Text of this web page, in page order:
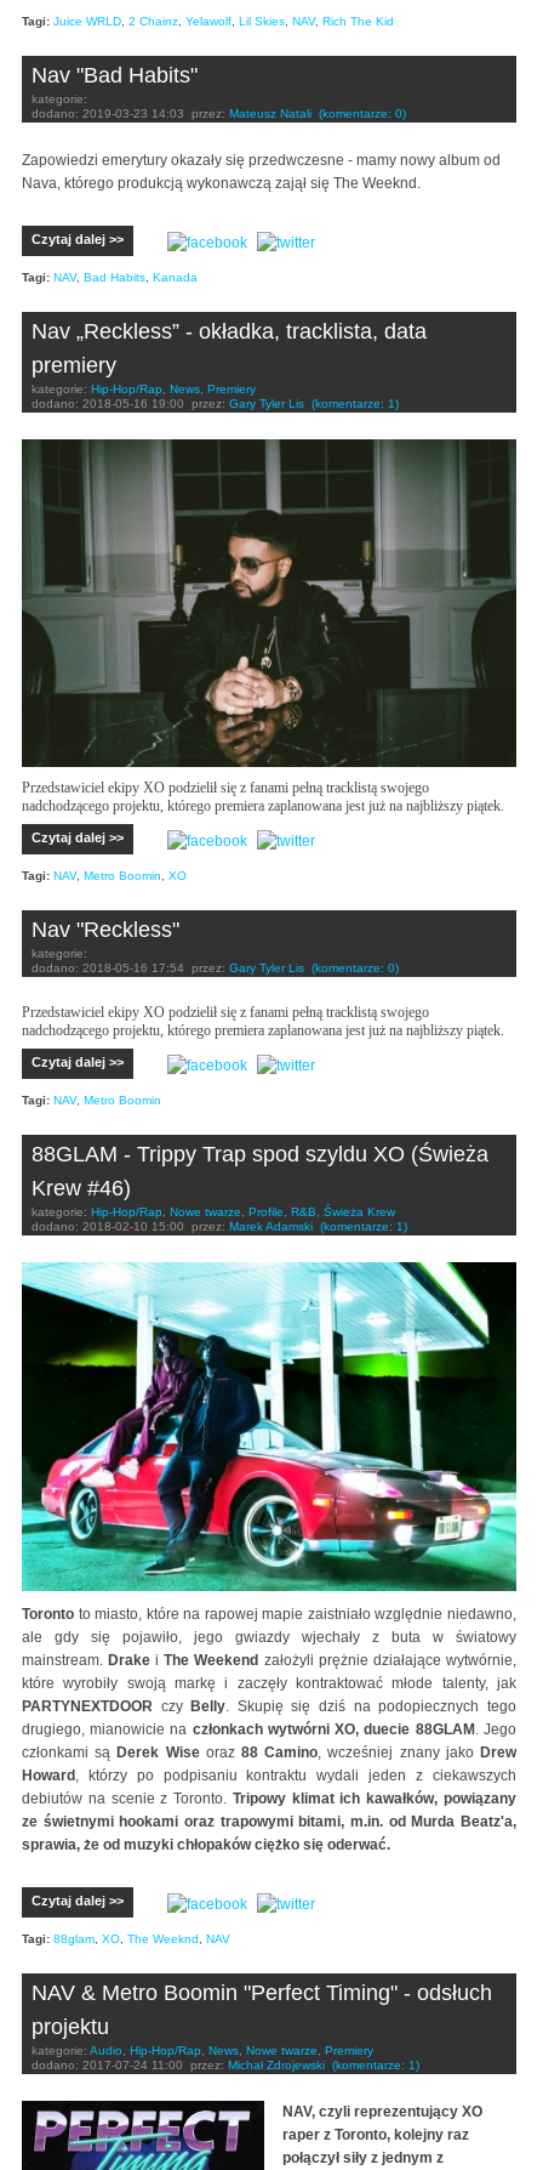
Tagi: Juice WRLD 2 Chainz Yelawolf Lil Skies NAV, Rich The Kid
Nav "Bad Habits"
kategorie:
dodano: 2019-03-23 14:03 przez: Mateusz Natali (komentarze: 0)
Zapowiedzi emerytury okazały się przedwczesne - mamy nowy album od
Nava, którego produkcją wykonawczą zajął się The Weeknd.
Czytaj dalej >>
Tagi: NAV, Bad Habits Kanada
Nav „Reckless” - okładka, tracklista, data
premiery
kategorie: Hip-Hop/Rap News Premiery
dodano: 2018-05-16 19:00 przez: Gary Tyler Lis (komentarze: 1)
Przedstawiciel ekipy XO podzielił się z fanami pełną tracklistą swojego
nadchodzącego projektu, którego premiera zaplanowana jest już na najbliższy piątek.
Czytaj dalej >>
Tagi: NAV, Metro Boomin, XO
Nav "Reckless"
kategorie:
dodano: 2018-05-16 17:54 przez: Gary Tyler Lis (komentarze: 0)
Przedstawiciel ekipy XO podzielił się z fanami pełną tracklistą swojego
nadchodzącego projektu, którego premiera zaplanowana jest już na najbliższy piątek.
Czytaj dalej >>
Tagi: NAV, Metro Boomin
88GLAM - Trippy Trap spod szyldu XO (Świeża
Krew #46)
kategorie: Hip-Hop/Rap, Nowe twarze, Profile, R&B, Świeża Krew
dodano: 2018-02-10 15:00 przez: Marek Adamski (komentarze: 1)
Toronto to miasto, które na rapowej mapie zaistniało względnie niedawno,
ale gdy się pojawiło, jego gwiazdy wjechały z buta w światowy
mainstream. Drake iThe Weekend założyli prężnie działające wytwórnie,
które wyrobiły swoją markę i zaczęły kontraktować młode talenty, jak
PARTYNEXTDOOR czyBelly . Skupię się dziś na podopiecznych tego
drugiego, mianowicie na członkach wytwórni XO, duecie 88GLAM. Jego
członkami sąDerek Wiseoraz 88 Camino , wcześniej znany jako Drew
Howard , którzy po podpisaniu kontraktu wydali jeden z ciekawszych
debiutów na scenie z Toronto. Tripowy klimat ich kawałków, powiązany
ze świetnymi hookami oraz trapowymi bitami, m.in. od Murda Beatz'a,
sprawia, że od muzyki chłopaków ciężko się oderwać.
Czytaj dalej >>
Tagi: 88glam XO The Weeknd NAV
NAV & Metro Boomin "Perfect Timing" - odsłuch
projektu
kategorie: Audio Hip-Hop/Rap News Nowe twarze
Premiery
dodano: 2017-07-24 11:00 przez: Michał Zdrojewski (komentarze: 1)
NAV, czyli reprezentujący XO
raper z Toronto, kolejny raz
połączył siły z jednym z